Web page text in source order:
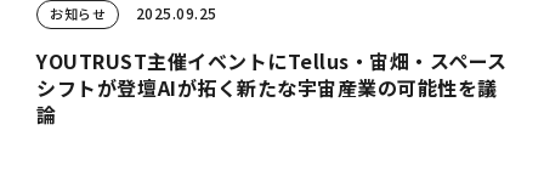
お知らせ 2025.09.25
YOUTRUST主催イベントにTellus・宙畑・スペース
シフトが登壇――AIが拓く新たな宇宙産業の可能性を議
論